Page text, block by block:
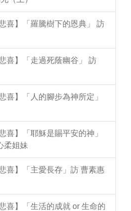
喜】「羅騰樹下的恩典」 訪
喜】「走過死蔭幽谷」 訪
喜】「人的腳步為神所定」
喜】「耶穌是賜平安的神」
柔姐妹
喜】「主愛長存」訪 曹素惠
喜】「生活的成就 or 生命的